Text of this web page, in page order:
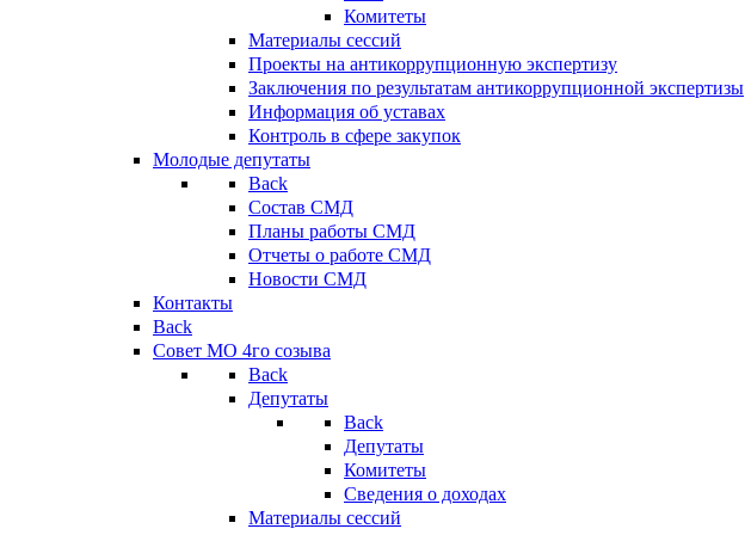
Комитеты
Материалы сессий
Проекты на антикоррупционную экспертизу
Заключения по результатам антикоррупционной экспертизы
Информация об уставах
Контроль в сфере закупок
Молодые депутаты
Back
Состав СМД
Планы работы СМД
Отчеты о работе СМД
Новости СМД
Контакты
Back
Совет МО 4го созыва
Back
Депутаты
Back
Депутаты
Комитеты
Сведения о доходах
Материалы сессий